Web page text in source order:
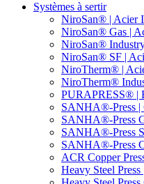
Systèmes à sertir
NiroSan® | Acier
NiroSan® Gas |
NiroSan®
NiroSan® SF |
NiroTherm® |
NiroTherm®
PURAPRESS® |
SANHA®-Press |
SANHA®-Press
SANHA®-Press
SANHA®-Press
ACR Copper
Heavy Steel